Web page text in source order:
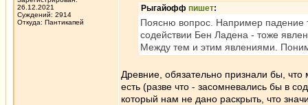
26.12.2021
Суждений: 2914
Откуда: Пантикапей
Рыгайофф пишет:
Поясню вопрос. Например падение
содействии Бен Ладена - тоже
Между тем и этим явлениями.
Древние, обязательно признали бы,
есть (разве что - засомневались бы в
который нам не дано раскрыть, что